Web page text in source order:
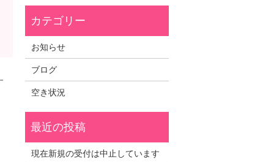
お知らせ
ブログ
空き状況
現在新規の受付は中止しています